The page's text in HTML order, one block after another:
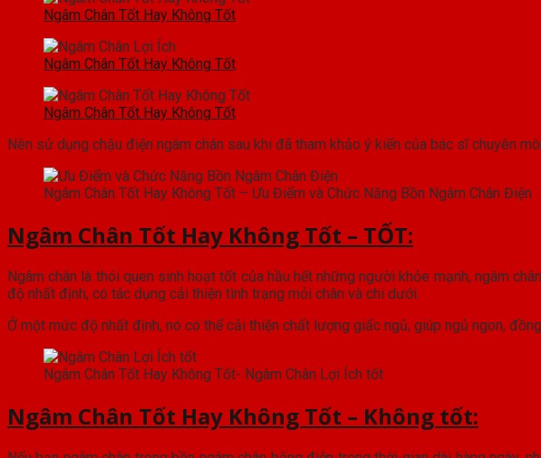
Ngâm Chân Tốt Hay Không Tốt
Ngâm Chân Tốt Hay Không Tốt
Ngâm Chân Tốt Hay Không Tốt
Nên sử dụng chậu điện ngâm chân sau khi đã tham khảo ý kiến ​​của bác sĩ chuyên
Ngâm Chân Tốt Hay Không Tốt – Ưu Điểm và Chức Năng Bồn Ngâm Chân Điện
Ngâm Chân Tốt Hay Không Tốt – TỐT:
Ngâm chân là thói quen sinh hoạt tốt của hầu hết những người khỏe mạnh, ngâm
độ nhất định, có tác dụng cải thiện tình trạng mỏi chân và chi dưới.
Ở một mức độ nhất định, nó có thể cải thiện chất lượng giấc ngủ, giúp ngủ ngon,
Ngâm Chân Tốt Hay Không Tốt- Ngâm Chân Lợi Ích tốt
Ngâm Chân Tốt Hay Không Tốt – Không tốt: